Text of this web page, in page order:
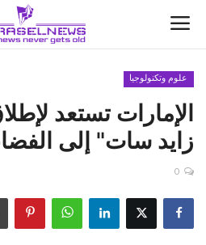
الأخبار
كتّابنا
اقتصاد
علوم وتكنولوجيا
الإمارات تستعد
زايد سات" إلى
0